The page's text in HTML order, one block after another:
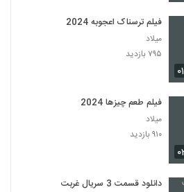
فیلم ترسناک اعجوبه 2024
میلاد
۷۹۵ بازدید
فیلم طعم چیزها 2024
میلاد
۹۱۰ بازدید
دانلود قسمت 3 سریال غربت